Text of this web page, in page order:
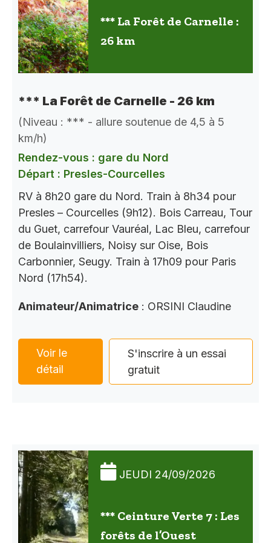
*** La Forêt de Carnelle :
26 km
*** La Forêt de Carnelle - 26 km
(Niveau : *** - allure soutenue de 4,5 à 5
km/h)
Rendez-vous : gare du Nord
Départ : Presles-Courcelles
RV à 8h20 gare du Nord. Train à 8h34 pour
Presles – Courcelles (9h12). Bois Carreau, Tour
du Guet, carrefour Vauréal, Lac Bleu, carrefour
de Boulainvilliers, Noisy sur Oise, Bois
Carbonnier, Seugy. Train à 17h09 pour Paris
Nord (17h54).
Animateur/Animatrice : ORSINI Claudine
Voir le
détail
S'inscrire à un essai
gratuit
JEUDI 24/09/2026
*** Ceinture Verte 7 : Les
forêts de l’Ouest